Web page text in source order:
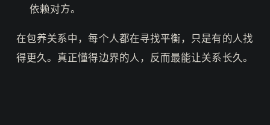
依赖对方。
在包养关系中，每个人都在寻找平衡，只是有的人找
得更久。真正懂得边界的人，反而最能让关系长久。